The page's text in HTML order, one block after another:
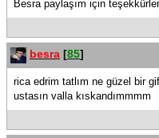
Besra paylaşım için
besra [85]
rica edrim tatlım ne güzel bir
ustasın valla kıskandımmmm